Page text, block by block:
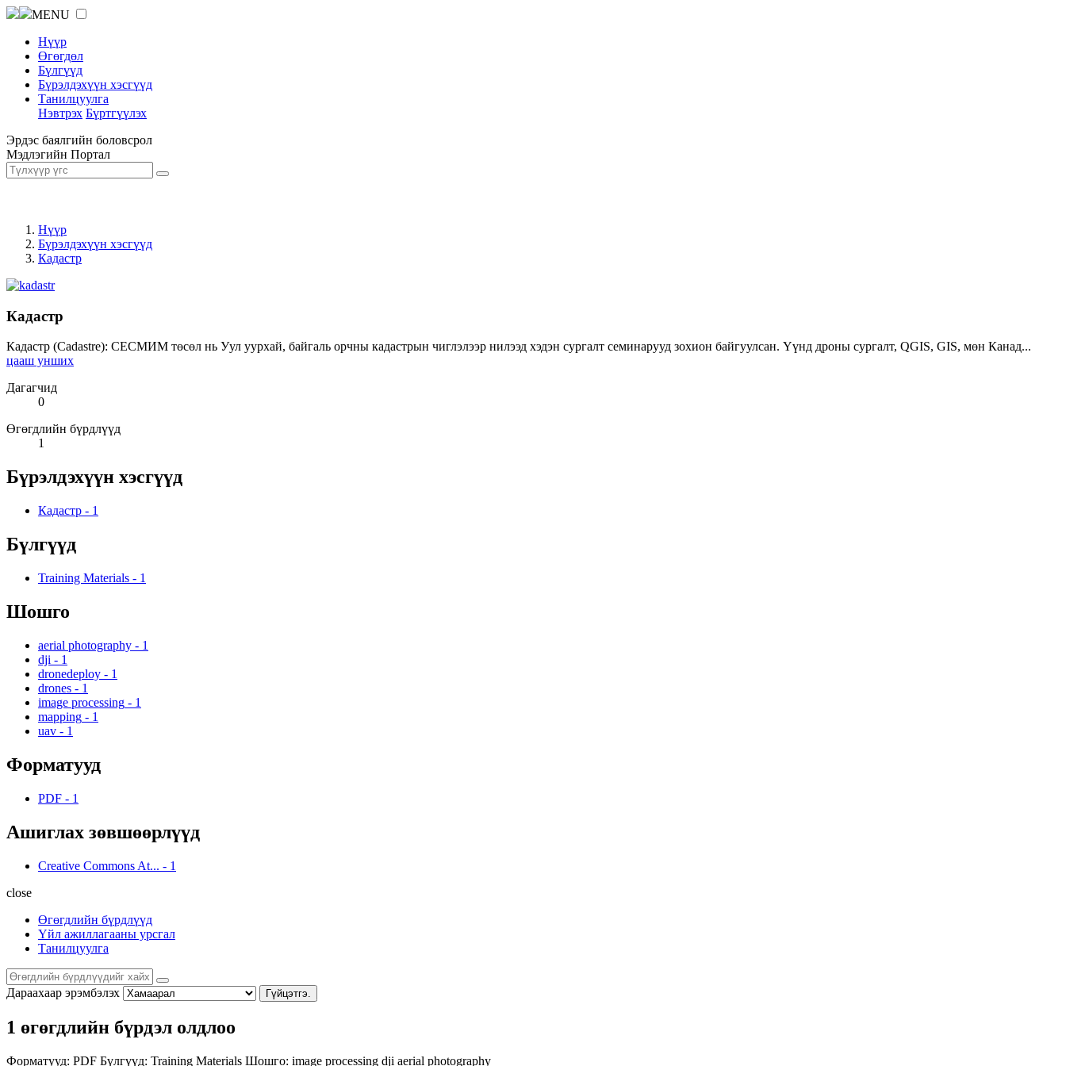
MENU
Нүүр
Өгөгдөл
Бүлгүүд
Бүрэлдэхүүн хэсгүүд
Танилцуулга
Нэвтрэх Бүртгүүлэх
Эрдэс баялгийн боловсрол
Мэдлэгийн Портал
Нүүр
Бүрэлдэхүүн хэсгүүд
Кадастр
Кадастр
Кадастр (Cadastre): СЕСМИМ төсөл нь Уул уурхай, байгаль орчны кадастрын чиглэлээр нилээд хэдэн сургалт семинарууд зохион байгуулсан. Үүнд дроны сургалт, QGIS, GIS, мөн Канад...
цааш унших
Дагагчид
0
Өгөгдлийн бүрдлүүд
1
Бүрэлдэхүүн хэсгүүд
Кадастр - 1
Бүлгүүд
Training Materials - 1
Шошго
aerial photography - 1
dji - 1
dronedeploy - 1
drones - 1
image processing - 1
mapping - 1
uav - 1
Форматууд
PDF - 1
Ашиглах зөвшөөрлүүд
Creative Commons At... - 1
close
Өгөгдлийн бүрдлүүд
Үйл ажиллагааны урсгал
Танилцуулга
Дараахаар эрэмбэлэх Гүйцэтгэ.
1 өгөгдлийн бүрдэл олдлоо
Форматууд: PDF Бүлгүүд: Training Materials Шошго: image processing dji aerial photography